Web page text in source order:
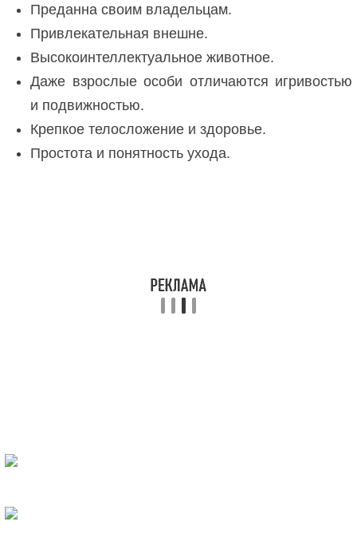
Преданна своим владельцам.
Привлекательная внешне.
Высокоинтеллектуальное животное.
Даже взрослые особи отличаются игривостью
и подвижностью.
Крепкое телосложение и здоровье.
Простота и понятность ухода.